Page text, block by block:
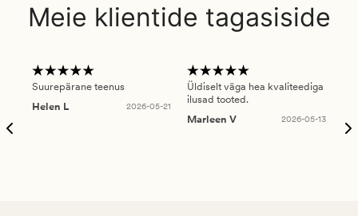
Meie klientide tagasiside
Suurepärane teenus
Helen L
2026-05-21
Üldiselt väga hea kvaliteediga
ilusad tooted.
Marleen V
2026-05-13